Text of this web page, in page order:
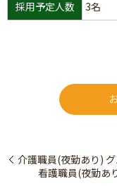
採用予定人数
3名
介護職員(夜勤あり)
看護職員(夜勤あ